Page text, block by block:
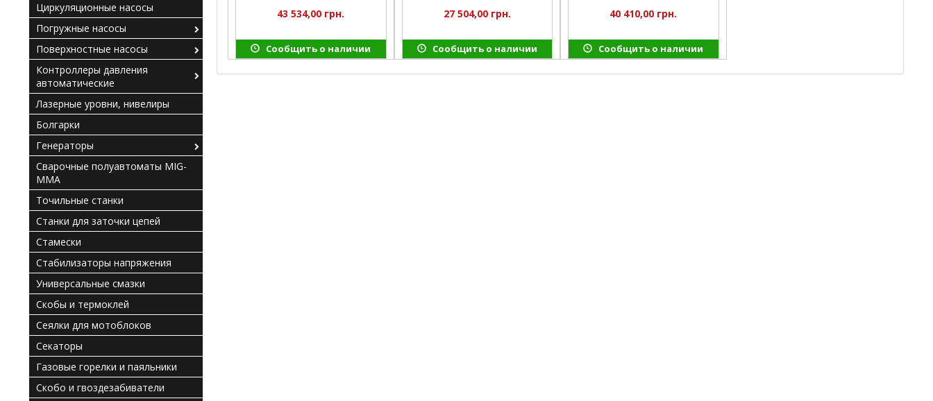
43 534,00 грн.
Сообщить о наличии
27 504,00 грн.
Сообщить о наличии
40 410,00 грн.
Сообщить о наличии
Циркуляционные насосы
Погружные насосы
Поверхностные насосы
Контроллеры давления
автоматические
Лазерные уровни, нивелиры
Болгарки
Генераторы
Сварочные полуавтоматы MIG-
MMA
Точильные станки
Станки для заточки цепей
Стамески
Стабилизаторы напряжения
Универсальные смазки
Скобы и термоклей
Сеялки для мотоблоков
Секаторы
Газовые горелки и паяльники
Скобо и гвоздезабиватели